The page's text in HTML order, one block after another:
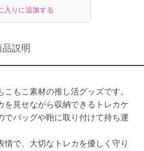
入りに追加する
品説明
もこ素材の推し活グッズです。
を見せながら収納できるトレカケ
でバッグや鞄に取り付けて持ち運
で、大切なトレカを優しく守り